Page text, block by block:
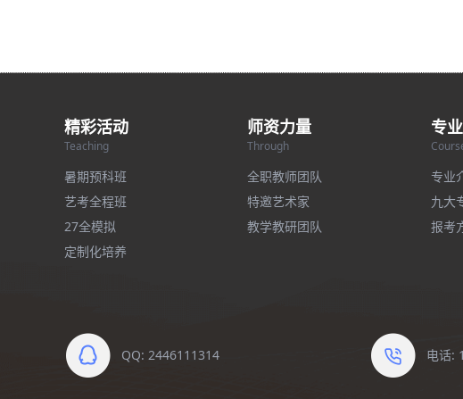
精彩活动
Teaching
暑期预科班
艺考全程班
27全模拟
定制化培养
师资力量
Through
全职教师团队
特邀艺术家
教学教研团队
专
专业
九大
报考
QQ: 2446111314 电话: